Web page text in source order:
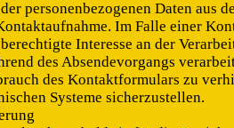
personenbezogenen Daten aus
Im Falle einer
Interesse an der
des Absendevorgangs
des Kontaktformulars zu
Systeme sicherzustellen.